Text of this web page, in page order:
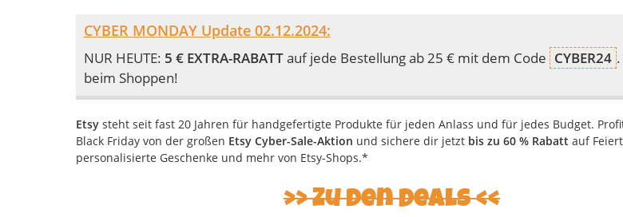
CYBER MONDAY Update 02.12.2024:
NUR HEUTE: 5 € EXTRA-RABATTauf jede Bestellung ab 25 € mit dem Code CYBER24 .
beim Shoppen!
Etsysteht seit fast 20 Jahren für handgefertigte Produkte für jeden Anlass und für jedes Budget.
Black Friday von der großen Etsy Cyber-Sale-Aktion und sichere dir jetzt bis zu 60 % Rabatt auf
personalisierte Geschenke und mehr von Etsy-Shops.*
Zu den Deals